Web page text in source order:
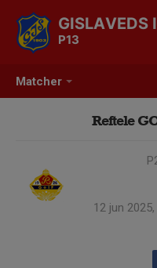
Matcher
GISLAVEDS
P13
Reftele
12 jun